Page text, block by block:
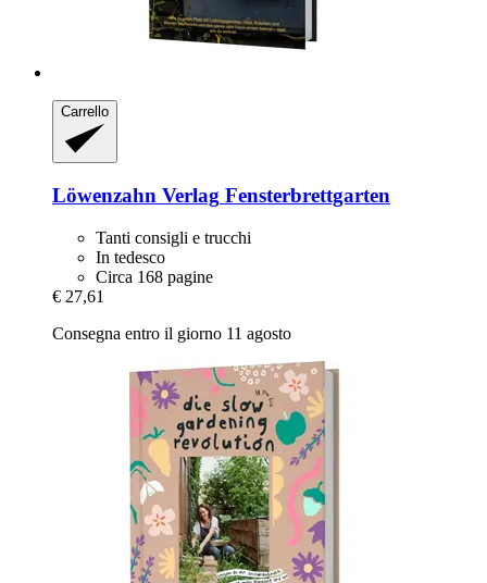
Carrello
Löwenzahn Verlag Fensterbrettgarten
Tanti consigli e trucchi
In tedesco
Circa 168 pagine
€ 27,61
Consegna entro il giorno 11 agosto